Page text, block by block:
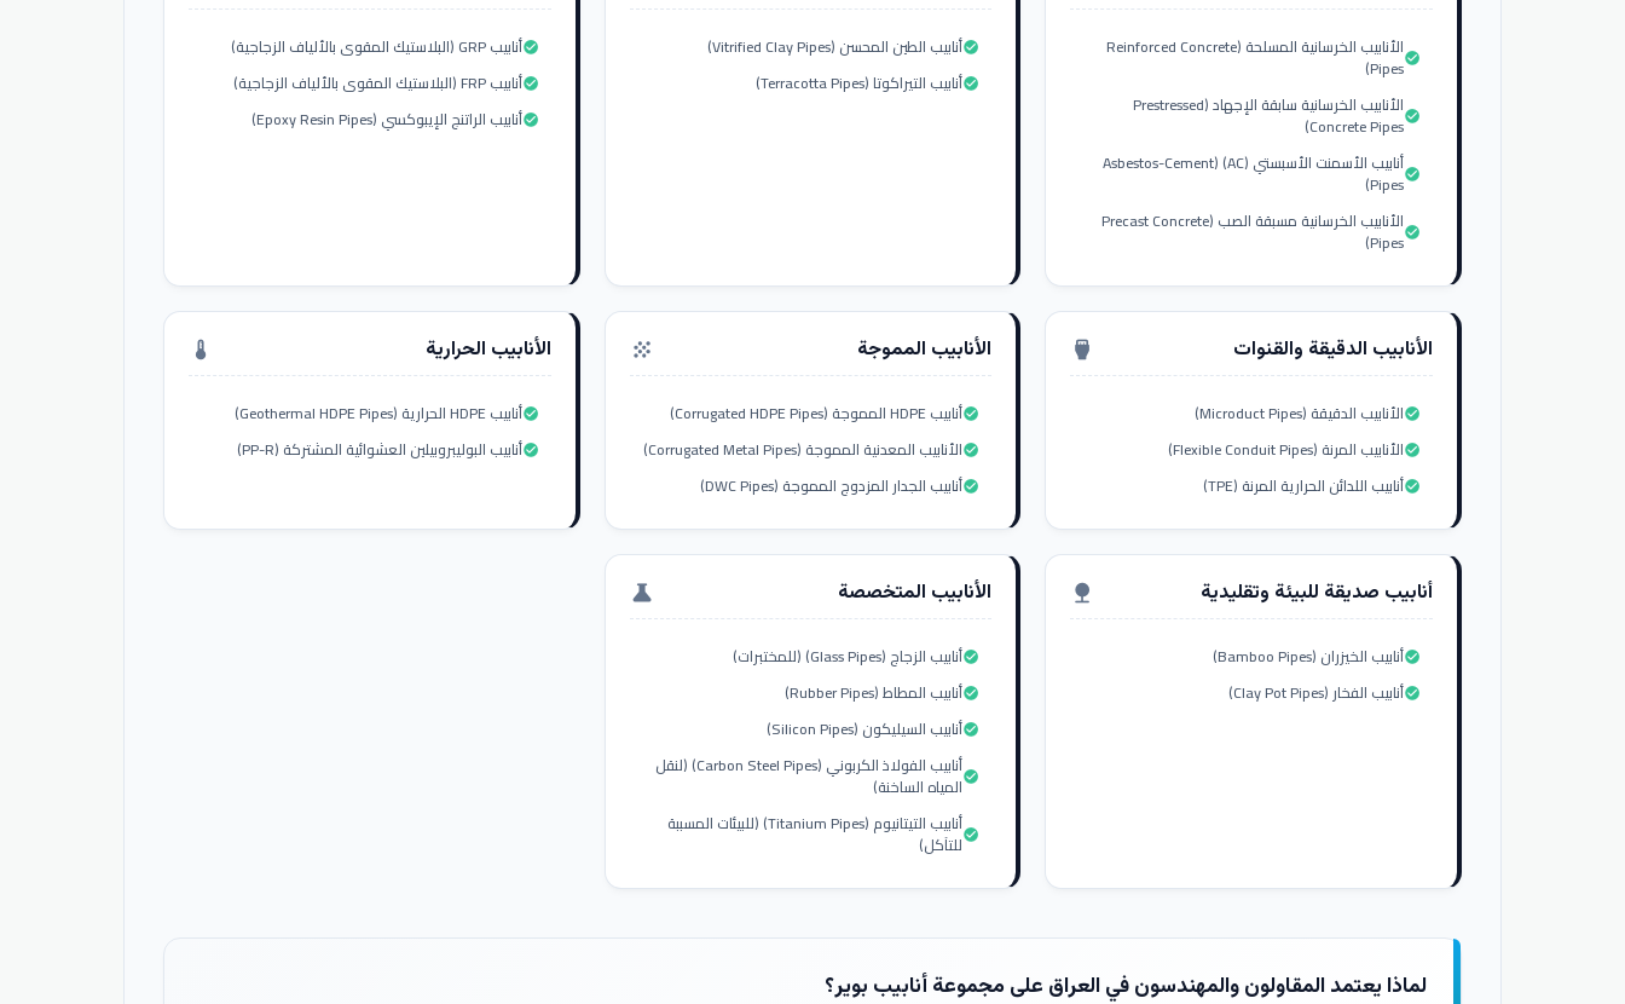
الأنابيب الخرسانية المسلحة (Reinforced Concrete
Pipes)check_circle
الأنابيب الخرسانية سابقة الإجهاد (Prestressed
Concrete Pipes)check_circle
أنابيب الأسمنت الأسبستي (AC) (Asbestos-Cement
Pipes)check_circle
الأنابيب الخرسانية مسبقة الصب (Precast Concrete
Pipes)check_circle
أنابيب الطين المحسن (Vitrified Clay Pipes)check_circle
أنابيب التيراكوتا (Terracotta Pipes)check_circle
أنابيب GRP (البلاستيك المقوى بالألياف الزجاجية)check_circle
أنابيب FRP (البلاستيك المقوى بالألياف الزجاجية)check_circle
أنابيب الراتنج الإيبوكسي (Epoxy Resin Pipes)check_circle
الأنابيب الدقيقة والقنوات settings_input_hdmi
الأنابيب الدقيقة (Microduct Pipes)check_circle
الأنابيب المرنة (Flexible Conduit Pipes)check_circle
أنابيب اللدائن الحرارية المرنة (TPE)check_circle
الأنابيب المموجة grain
أنابيب HDPE المموجة (Corrugated HDPE Pipes)check_circle
الأنابيب المعدنية المموجة (Corrugated Metal Pipes)check_circle
أنابيب الجدار المزدوج المموجة (DWC Pipes)check_circle
الأنابيب الحرارية thermostat
أنابيب HDPE الحرارية (Geothermal HDPE Pipes)check_circle
أنابيب البوليبروبيلين العشوائية المشتركة (PP-R)check_circle
أنابيب صديقة للبيئة وتقليدية nature
أنابيب الخيزران (Bamboo Pipes)check_circle
أنابيب الفخار (Clay Pot Pipes)check_circle
الأنابيب المتخصصة science
أنابيب الزجاج (Glass Pipes) (للمختبرات)check_circle
أنابيب المطاط (Rubber Pipes)check_circle
أنابيب السيليكون (Silicon Pipes)check_circle
أنابيب الفولاذ الكربوني (Carbon Steel Pipes) (لنقل
المياه الساخنة)check_circle
أنابيب التيتانيوم (Titanium Pipes) (للبيئات المسببة
للتآكل)check_circle
لماذا يعتمد المقاولون والمهندسون في العراق على مجموعة أنابيب بوير؟